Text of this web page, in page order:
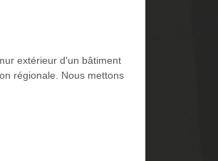
extérieur d'un bâtiment
régionale. Nous mettons